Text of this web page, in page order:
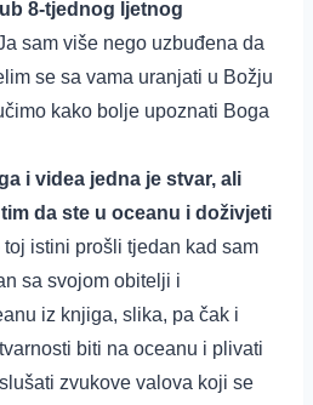
8-tjednog ljetnog
sam više nego uzbuđena da
se sa vama uranjati u Božju
kako bolje upoznati Boga
i videa jedna je stvar, ali
da ste u oceanu i doživjeti
istini prošli tjedan kad sam
sa svojom obitelji i
iz knjiga, slika, pa čak i
biti na oceanu i plivati
zvukove valova koji se